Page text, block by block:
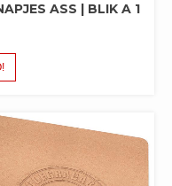
ASS | BLIK A 1